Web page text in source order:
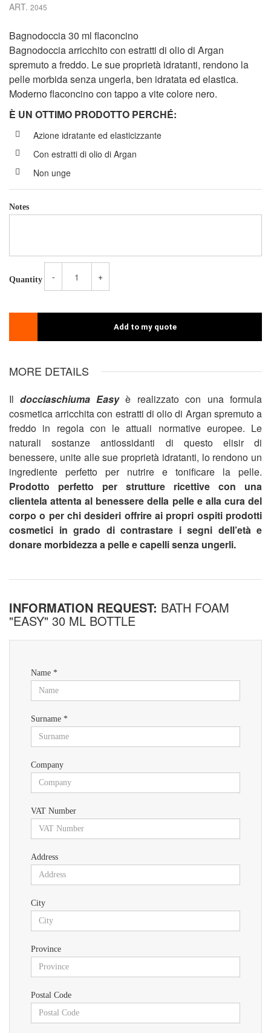
ART. 2045
Bagnodoccia 30 ml flaconcino
Bagnodoccia arricchito con estratti di olio di Argan
spremuto a freddo. Le sue proprietà idratanti, rendono la
pelle morbida senza ungerla, ben idratata ed elastica.
Moderno flaconcino con tappo a vite colore nero.
È UN OTTIMO PRODOTTO PERCHÉ:
Azione idratante ed elasticizzante
Con estratti di olio di Argan
Non unge
Notes
Quantity - +
Add to my quote
MORE DETAILS
Il docciaschiuma Easy è realizzato con una formula
cosmetica arricchita con estratti di olio di Argan spremuto a
freddo in regola con le attuali normative europee. Le
naturali sostanze antiossidanti di questo elisir di
benessere, unite alle sue proprietà idratanti, lo rendono un
ingrediente perfetto per nutrire e tonificare la pelle.
Prodotto perfetto per strutture ricettive con una
clientela attenta al benessere della pelle e alla cura del
corpo o per chi desideri offrire ai propri ospiti prodotti
cosmetici in grado di contrastare i segni dell’età e
donare morbidezza a pelle e capelli senza ungerli.
INFORMATION REQUEST: BATH FOAM
"EASY" 30 ML BOTTLE
Name *
Surname *
Company
VAT Number
Address
City
Province
Postal Code